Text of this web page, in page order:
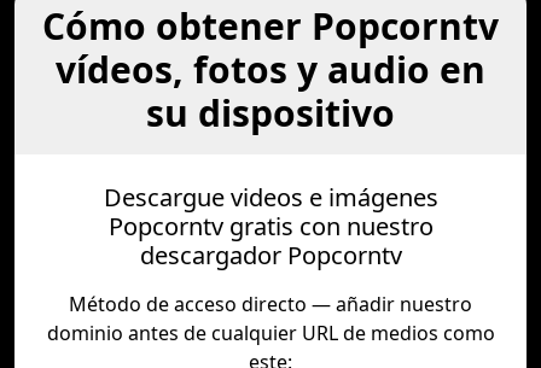
Cómo obtener Popcorntv
vídeos, fotos y audio en
su dispositivo
Descargue videos e imágenes
Popcorntv gratis con nuestro
descargador Popcorntv
Método de acceso directo — añadir nuestro
dominio antes de cualquier URL de medios como
este: